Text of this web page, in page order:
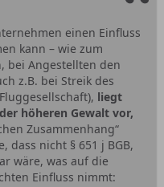
einen anspruch hat
einen Einfluss
kann – wie zum
bei Angestellten den
z.B. bei Streik des
liegt
höheren Gewalt vor,
Zusammenhang“
dass nicht § 651 j BGB,
wäre, was auf die
Einfluss nimmt: